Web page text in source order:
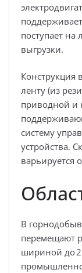
поступает на
выгрузки.
Конструкция
ленту (из
приводной и
систему
устройства.
варьируется
В
перемещают
шириной до2